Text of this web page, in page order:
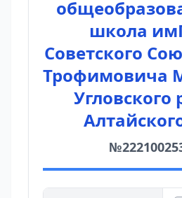
школа
Советского
Трофимовича
Угловского